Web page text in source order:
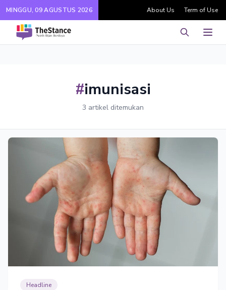
MINGGU, 09 AGUSTUS 2026 About Us Term of Use
Pencarian
#imunisasi
3 artikel ditemukan
Headline